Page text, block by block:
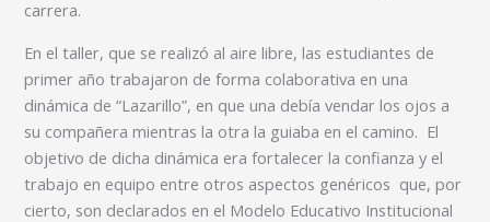
carrera.
En el taller, que se realizó al aire libre, las estudiantes de
primer año trabajaron de forma colaborativa en una
dinámica de “Lazarillo”, en que una debía vendar los ojos a
su compañera mientras la otra la guiaba en el camino. El
objetivo de dicha dinámica era fortalecer la confianza y el
trabajo en equipo entre otros aspectos genéricos que, por
cierto, son declarados en el Modelo Educativo Institucional